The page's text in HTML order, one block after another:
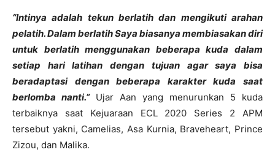
“Intinya adalah tekun berlatih dan mengikuti arahan
pelatih. Dalam berlatih Saya biasanya membiasakan diri
untuk berlatih menggunakan beberapa kuda dalam
setiap hari latihan dengan tujuan agar saya bisa
beradaptasi dengan beberapa karakter kuda saat
berlomba nanti.”Ujar Aan yang menurunkan 5 kuda
terbaiknya saat Kejuaraan ECL 2020 Series 2 APM
tersebut yakni, Camelias, Asa Kurnia, Braveheart, Prince
Zizou, dan Malika.